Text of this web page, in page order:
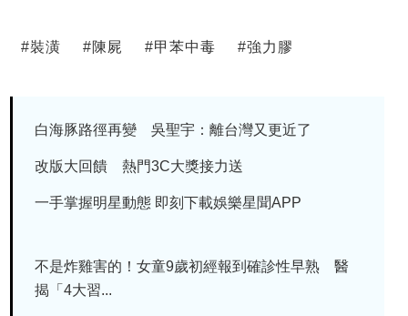
#裝潢 #陳屍 #甲苯中毒 #強力膠
白海豚路徑再變 吳聖宇：離台灣又更近了
改版大回饋 熱門3C大獎接力送
一手掌握明星動態 即刻下載娛樂星聞APP
不是炸雞害的！女童9歲初經報到確診性早熟 醫
揭「4大習...